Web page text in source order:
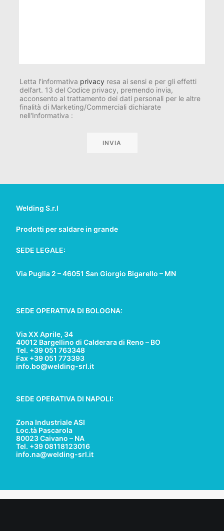
Letta l'informativa privacy resa ai sensi e per gli effetti
dell’art. 13 del Codice privacy, premendo invia,
acconsento al trattamento dei dati personali per le altre
finalità di Marketing/Commerciali dichiarate
nell'Informativa :
Welding S.r.l
Prodotti per saldare in grande
SEDE LEGALE:
Via Puglia 2 – 46051 San Giorgio Bigarello – MN
SEDE OPERATIVA DI BOLOGNA:
Via XX Aprile, 34
40012 Bargellino di Calderara di Reno – BO
Tel. +39 051 763348
Fax +39 051 773393
info.bo@welding-srl.it
SEDE OPERATIVA DI NAPOLI:
Zona Industriale ASI
Loc.tà Pascarola
80023 Caivano – NA
Tel. +39 08118123016
info.na@welding-srl.it